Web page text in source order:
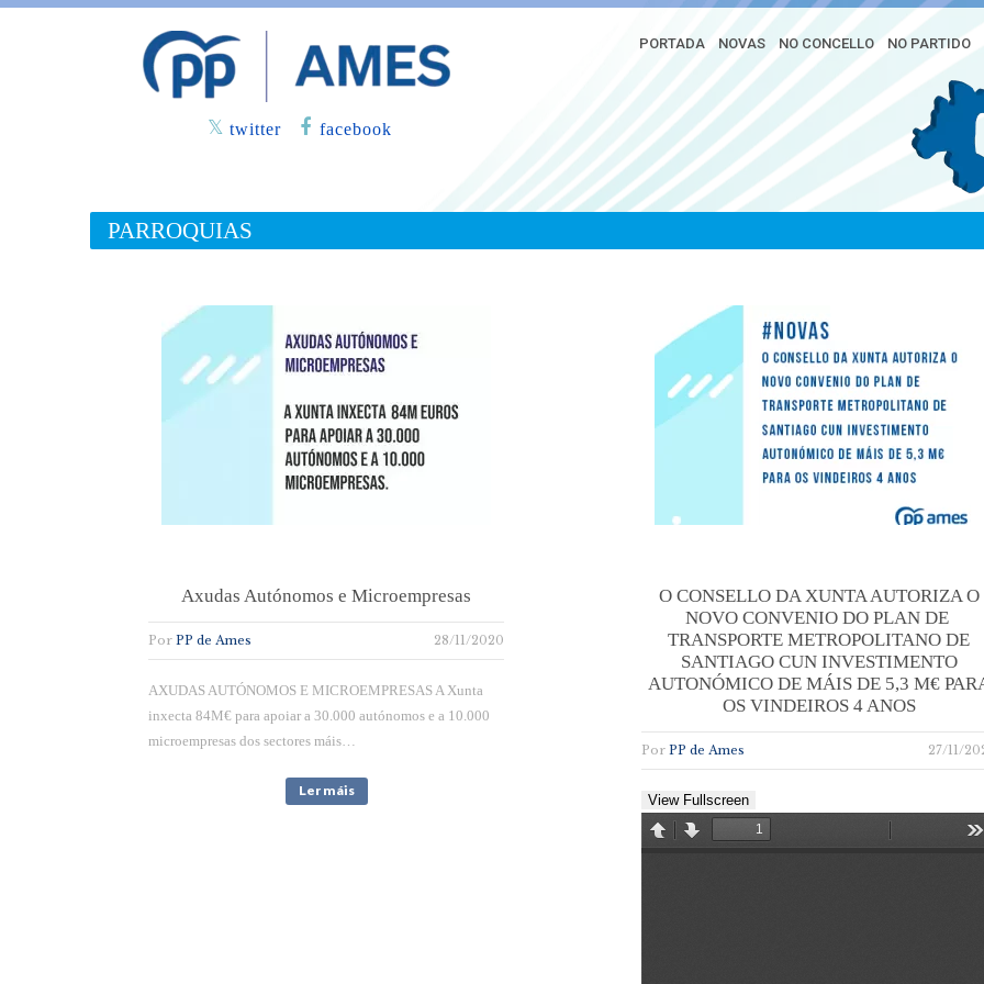
twitter facebook
PORTADA NOVAS NO CONCELLO NO PARTIDO
PARROQUIAS
Axudas Autónomos e Microempresas
Por PP de Ames 28/11/2020
AXUDAS AUTÓNOMOS E MICROEMPRESAS A Xunta
inxecta 84M€ para apoiar a 30.000 autónomos e a 10.000
microempresas dos sectores máis…
Ler máis
O CONSELLO DA XUNTA AUTORIZA O
NOVO CONVENIO DO PLAN DE
TRANSPORTE METROPOLITANO DE
SANTIAGO CUN INVESTIMENTO
AUTONÓMICO DE MÁIS DE 5,3 M€
OS VINDEIROS 4 ANOS
Por PP de Ames 27/11/
View Fullscreen